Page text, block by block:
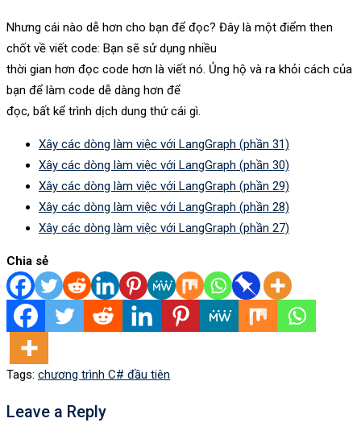
Nhưng cái nào dễ hơn cho bạn để đọc? Đây là một điểm then
chốt về viết code: Bạn sẽ sử dụng nhiều
thời gian hơn đọc code hơn là viết nó. Ủng hộ và ra khỏi cách của
bạn để làm code dễ dàng hơn để
đọc, bất kể trình dịch dung thứ cái gì.
Xây các dòng làm việc với LangGraph (phần 31)
Xây các dòng làm việc với LangGraph (phần 30)
Xây các dòng làm việc với LangGraph (phần 29)
Xây các dòng làm việc với LangGraph (phần 28)
Xây các dòng làm việc với LangGraph (phần 27)
Chia sẻ
Tags: chương trình C# đầu tiên
Leave a Reply